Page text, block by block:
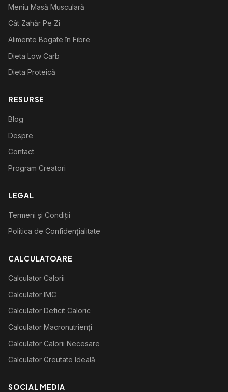
Meniu Masă Musculară
Cât Zahăr Pe Zi
Alimente Bogate în Fibre
Dieta Low Carb
Dieta Proteică
RESURSE
Blog
Despre
Contact
Program Creatori
LEGAL
Termeni și Condiții
Politica de Confidențialitate
CALCULATOARE
Calculator Calorii
Calculator IMC
Calculator Deficit Caloric
Calculator Macronutrienți
Calculator Calorii Necesare
Calculator Greutate Ideală
SOCIAL MEDIA